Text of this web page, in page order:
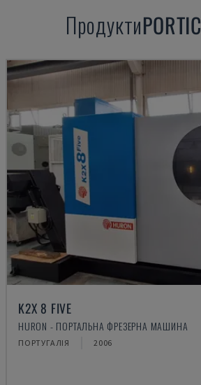
ПродуктиPORTIC
K2X 8 FIVE
HURON - ПОРТАЛЬНА ФРЕЗЕРНА МАШИНА
ПОРТУГАЛІЯ 2006